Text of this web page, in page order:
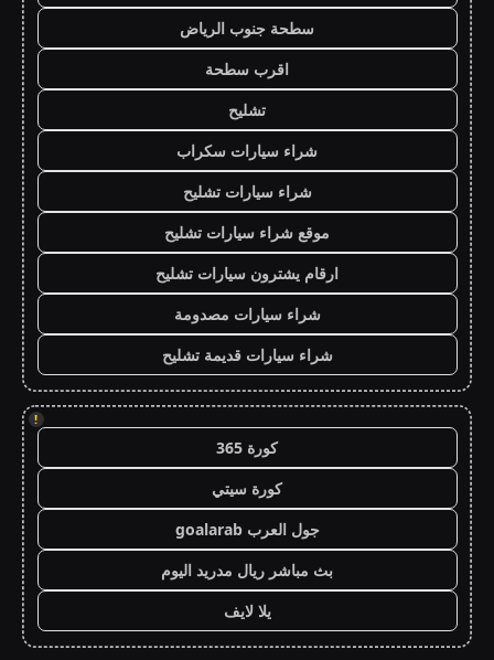
سطحة جنوب الرياض
اقرب سطحة
تشليح
شراء سيارات سكراب
شراء سيارات تشليح
موقع شراء سيارات تشليح
ارقام يشترون سيارات تشليح
شراء سيارات مصدومة
شراء سيارات قديمة تشليح
!
كورة 365
كورة سيتي
جول العرب goalarab
بث مباشر ريال مدريد اليوم
يلا لايف